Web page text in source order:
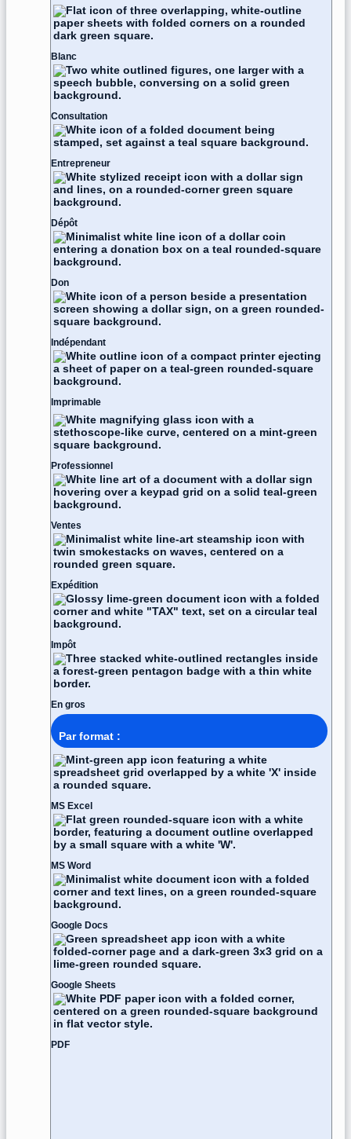
Blanc
Consultation
Entrepreneur
Dépôt
Don
Indépendant
Imprimable
Professionnel
Ventes
Expédition
Impôt
En gros
Par format :
MS Excel
MS Word
Google Docs
Google Sheets
PDF